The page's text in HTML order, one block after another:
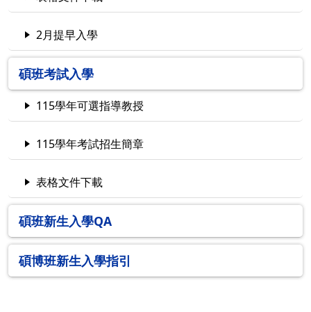
2月提早入學
碩班考試入學
115學年可選指導教授
115學年考試招生簡章
表格文件下載
碩班新生入學QA
碩博班新生入學指引